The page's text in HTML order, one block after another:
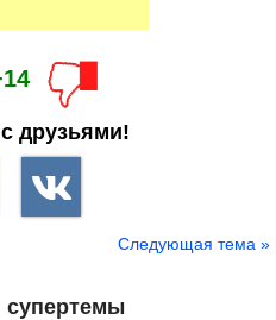
друзьями!
Следующая тема »
супертемы